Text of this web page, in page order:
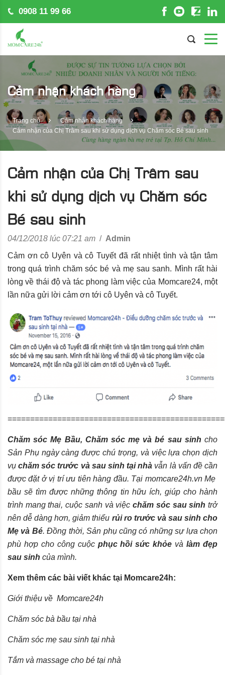
0908 11 99 66
Cảm nhận khách hàng
Trang chủ
Cảm nhận khách hàng
Cảm nhận của Chị Trâm sau khi sử dụng dịch vụ Chăm sóc Bé sau sinh
Cảm nhận của Chị Trâm sau
khi sử dụng dịch vụ Chăm sóc
Bé sau sinh
04/12/2018 lúc 07:21 am / Admin
Cảm ơn cô Uyên và cô Tuyết đã rất nhiệt tình và tận tâm
trong quá trình chăm sóc bé và mẹ sau sanh. Mình rất hài
lòng về thái độ và tác phong làm việc của Momcare24, một
lần nữa gửi lời cảm ơn tới cô Uyên và cô Tuyết.
Chăm sóc Mẹ Bầu, Chăm sóc mẹ và bé sau sinh cho
Sản Phụ ngày càng được chú trọng, và việc lựa chọn dịch
vụchăm sóc trước và sau sinh tại nhà vẫn là vấn đề cần
được đặt ở vị trí ưu tiên hàng đầu. Tại momcare24h.vnMẹ
bầu sẽ tìm được những thông tin hữu ích, giúp cho hành
trình mang thai, cuộc sanh và việcchăm sóc sau sinh trở
nên dễ dàng hơn, giảm thiểu rủi ro trước và sau sinh cho
Mẹ và Bé. Đồng thời, Sản phụ cũng có những sự lựa chọn
phù hợp cho công cuộc phục hồi sức khỏe vàlàm đẹp
sau sinh của mình.
Xem thêm các bài viết khác tại Momcare24h:
Giới thiệu về Momcare24h
Chăm sóc bà bầu tại nhà
Chăm sóc mẹ sau sinh tại nhà
Tắm và massage cho bé tại nhà